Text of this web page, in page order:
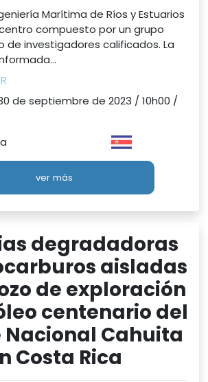
Marítima de Ríos y Estuarios
centro compuesto por un grupo
de investigadores calificados. La
de septiembre de 2023 / 10h00 /
ver más
degradadoras
aisladas
de exploración
centenario del
Cahuita
Costa Rica